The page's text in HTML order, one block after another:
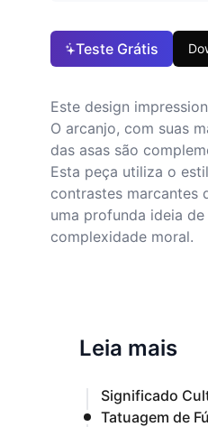
Teste Grátis
Este design
O arcanjo, com suas
das asas são
Esta peça utiliza o
contrastes marcantes
uma profunda ideia
complexidade moral.
Leia mais
Significado
Tatuagem de